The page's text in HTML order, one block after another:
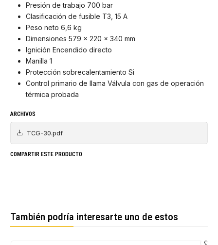
Presión de trabajo 700 bar
Clasificación de fusible T3, 15 A
Peso neto 6,6 kg
Dimensiones 579 x 220 x 340 mm
Ignición Encendido directo
Manilla 1
Protección sobrecalentamiento Si
Control primario de llama Válvula con gas de operación
térmica probada
ARCHIVOS
TCG-30.pdf
COMPARTIR ESTE PRODUCTO
También podría interesarte uno de estos